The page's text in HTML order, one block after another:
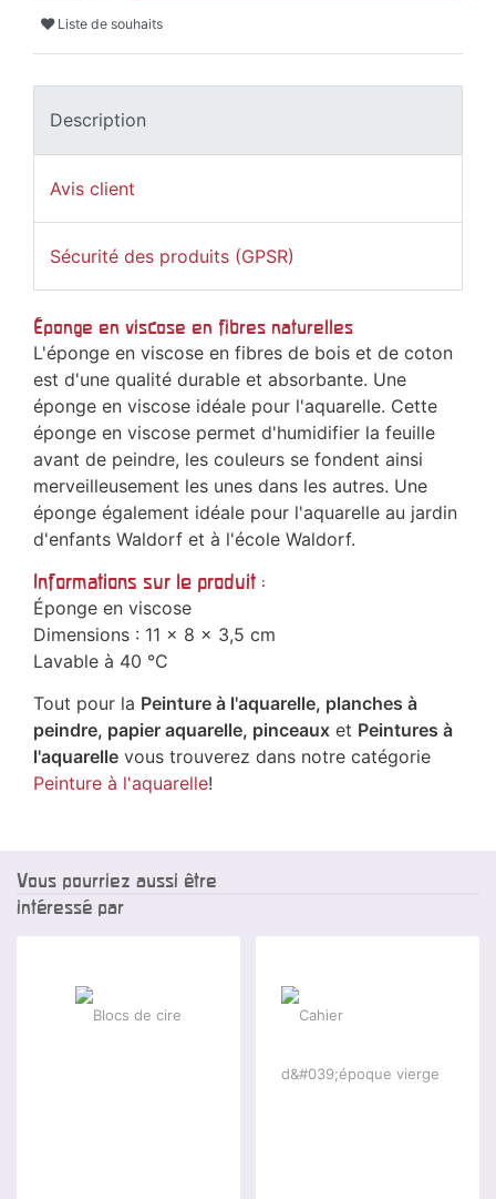
Liste de souhaits
Description
Avis client
Sécurité des produits (GPSR)
Éponge en viscose en fibres naturelles
L'éponge en viscose en fibres de bois et de coton
est d'une qualité durable et absorbante. Une
éponge en viscose idéale pour l'aquarelle. Cette
éponge en viscose permet d'humidifier la feuille
avant de peindre, les couleurs se fondent ainsi
merveilleusement les unes dans les autres. Une
éponge également idéale pour l'aquarelle au jardin
d'enfants Waldorf et à l'école Waldorf.
Informations sur le produit :
Éponge en viscose
Dimensions : 11 x 8 x 3,5 cm
Lavable à 40 °C
Tout pour la Peinture à l'aquarelle, planches à
peindre, papier aquarelle, pinceaux et Peintures à
l'aquarelle vous trouverez dans notre catégorie
Peinture à l'aquarelle!
Vous pourriez aussi être
intéressé par